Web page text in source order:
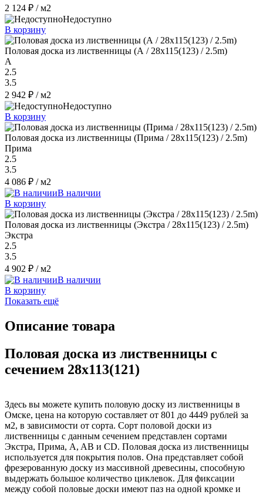
2 124 ₽ / м2
Недоступно
В корзину
Половая доска из лиственницы (А / 28x115(123) / 2.5m)
A
2.5
3.5
2 942 ₽ / м2
Недоступно
В корзину
Половая доска из лиственницы (Прима / 28x115(123) / 2.5m)
Прима
2.5
3.5
4 086 ₽ / м2
В наличии
В корзину
Половая доска из лиственницы (Экстра / 28x115(123) / 2.5m)
Экстра
2.5
3.5
4 902 ₽ / м2
В наличии
В корзину
Показать ещё
Описание товара
Половая доска из лиственницы с
сечением 28x113(121)
Здесь вы можете купить половую доску из лиственницы в
Омске, цена на которую составляет от 801 до 4449 рублей за
м2, в зависимости от сорта. Сорт половой доски из
лиственницы с данным сечением представлен сортами
Экстра, Прима, A, AB и CD. Половая доска из лиственницы
используется для покрытия полов. Она представляет собой
фрезерованную доску из массивной древесины, способную
выдержать большое количество циклевок. Для фиксации
между собой половые доски имеют паз на одной кромке и